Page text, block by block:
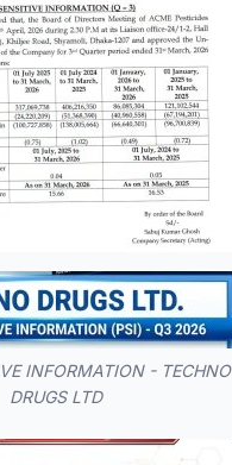
INFORMATION - TECHNO
DRUGS LTD